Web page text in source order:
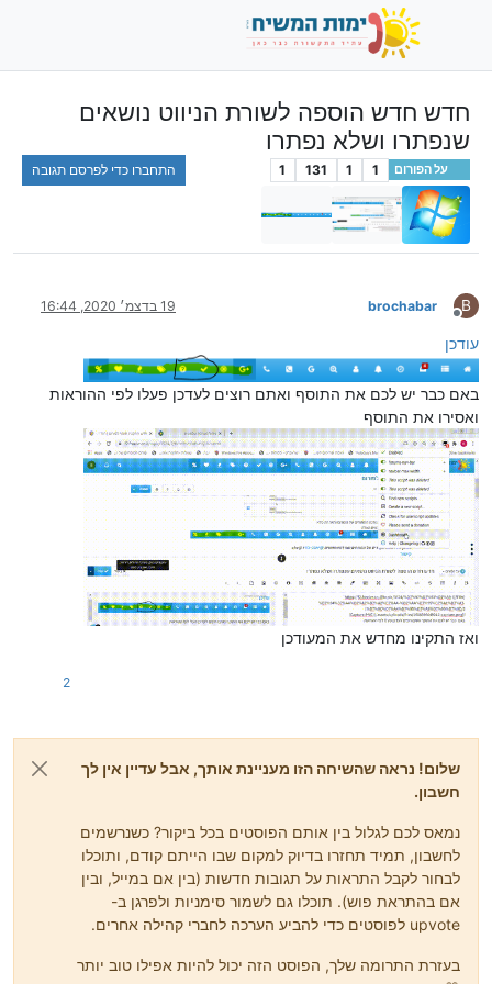
חדש חדש הוספה לשורת הניווט נושאים
שנפתרו ושלא נפתרו
על הפורום 1
1
131
1 התחברו כדי לפרסם תגובה
B
מנותק
brochabar 19 בדצמ׳ 2020, 16:44
עודכן
באם כבר יש לכם את התוסף ואתם רוצים לעדכן פעלו לפי ההוראות
ואסירו את התוסף
ואז התקינו מחדש את המעודכן
2
שלום! נראה שהשיחה הזו מעניינת אותך, אבל עדיין אין לך
חשבון.
נמאס לכם לגלול בין אותם הפוסטים בכל ביקור? כשנרשמים
לחשבון, תמיד תחזרו בדיוק למקום שבו הייתם קודם, ותוכלו
לבחור לקבל התראות על תגובות חדשות (בין אם במייל, ובין
אם בהתראת פוש). תוכלו גם לשמור סימניות ולפרגן ב-
upvote לפוסטים כדי להביע הערכה לחברי קהילה אחרים.
בעזרת התרומה שלך, הפוסט הזה יכול להיות אפילו טוב יותר